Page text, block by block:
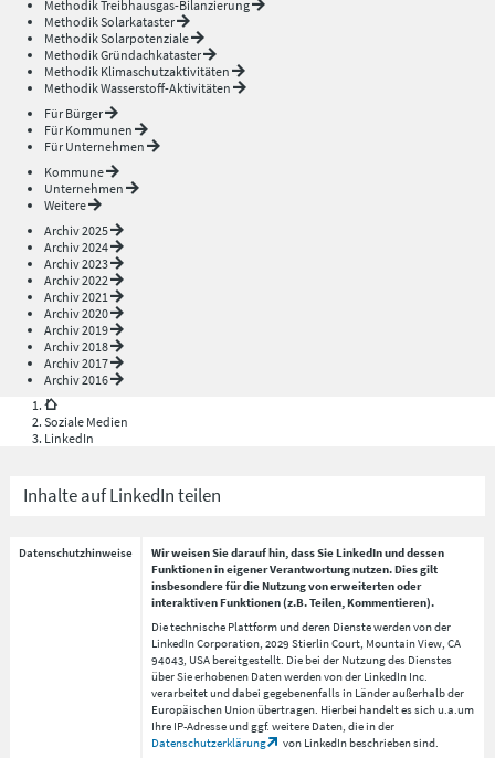
Methodik Treibhausgas-Bilanzierung
Methodik Solarkataster
Methodik Solarpotenziale
Methodik Gründachkataster
Methodik Klimaschutzaktivitäten
Methodik Wasserstoff-Aktivitäten
Für Bürger
Für Kommunen
Für Unternehmen
Kommune
Unternehmen
Weitere
Archiv 2025
Archiv 2024
Archiv 2023
Archiv 2022
Archiv 2021
Archiv 2020
Archiv 2019
Archiv 2018
Archiv 2017
Archiv 2016
Soziale Medien
LinkedIn
Inhalte auf LinkedIn teilen
Datenschutzhinweise
Wir weisen Sie darauf hin, dass Sie LinkedIn und dessen
Funktionen in eigener Verantwortung nutzen. Dies gilt
insbesondere für die Nutzung von erweiterten oder
interaktiven Funktionen (z.B. Teilen, Kommentieren).
Die technische Plattform und deren Dienste werden von der
LinkedIn Corporation, 2029 Stierlin Court, Mountain View, CA
94043, USA bereitgestellt. Die bei der Nutzung des Dienstes
über Sie erhobenen Daten werden von der LinkedIn Inc.
verarbeitet und dabei gegebenenfalls in Länder außerhalb der
Europäischen Union übertragen. Hierbei handelt es sich u.a.um
Ihre IP-Adresse und ggf. weitere Daten, die in der
Datenschutzerklärung
von LinkedIn beschrieben sind.